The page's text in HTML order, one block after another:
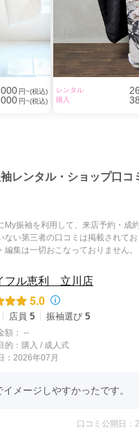
円~(税込)
円~(税込)
レンタル
購入
レンタル・ショップ口コ
振袖を利用して、来店予約・成
ない第三者の口コミは掲載されて
集は一切おこなっておりません。
フル恵利 立川店
5.0
店員 5 振袖選び 5
額： --
的： 購入 / 成人式
：2026年07月
メージしやすかったです。
口コミ公開日：